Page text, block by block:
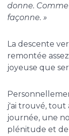
donne. Comme
façonne. »
La descente
remontée
joyeuse que
j'ai trouvé, tout
journée, une
plénitude et de